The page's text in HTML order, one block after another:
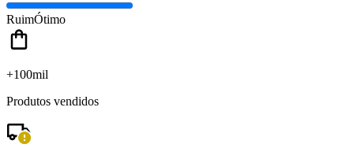
RuimÓtimo
+100mil
Produtos vendidos